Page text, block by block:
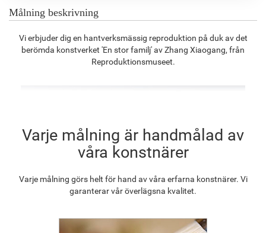
1 275.42kr 990.64kr 1 428.19kr 1 285.63kr
Målning beskrivning
Vi erbjuder dig en hantverksmässig reproduktion på duk av det
berömda konstverket 'En stor familj' av Zhang Xiaogang, från
Reproduktionsmuseet.
Varje målning är handmålad av
våra konstnärer
Varje målning görs helt för hand av våra erfarna konstnärer. Vi
garanterar vår överlägsna kvalitet.